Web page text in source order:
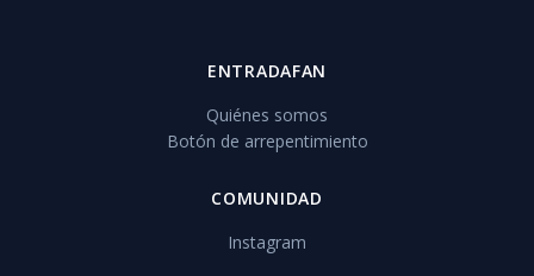
ENTRADAFAN
Quiénes somos
Botón de arrepentimiento
COMUNIDAD
Instagram